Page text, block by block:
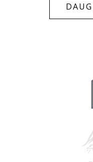
Pirmieji